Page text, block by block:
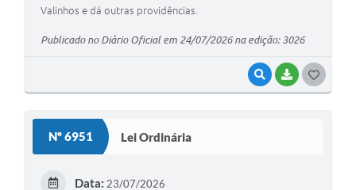
VISUALIZAR
BAIXAR
Valinhos e dá outras providências.
Publicado no Diário Oficial em 24/07/2026 na edição: 3026
Nº 6951 Lei Ordinária
Data: 23/07/2026